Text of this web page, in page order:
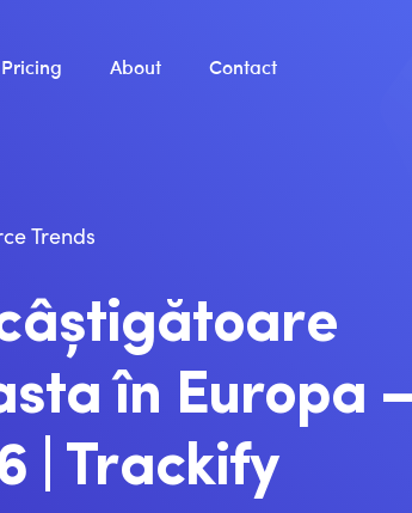
Pricing About Contact
Trends
în Europa
| Trackify